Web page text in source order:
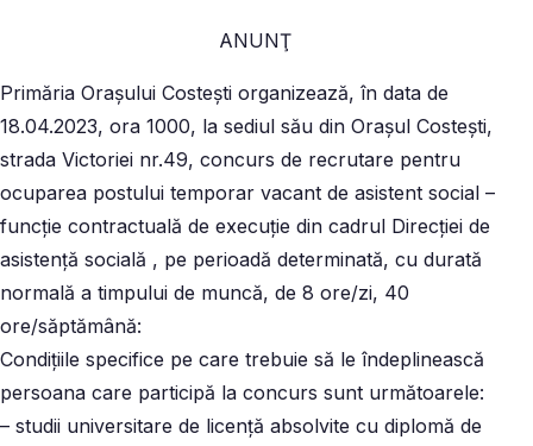
ANUNŢ
Primăria Orașului Costești organizează, în data de
18.04.2023, ora 1000, la sediul său din Orașul Costești,
strada Victoriei nr.49, concurs de recrutare pentru
ocuparea postului temporar vacant de asistent social –
funcție contractuală de execuție din cadrul Direcției de
asistență socială , pe perioadă determinată, cu durată
normală a timpului de muncă, de 8 ore/zi, 40
ore/săptămână:
Condiţiile specifice pe care trebuie să le îndeplinească
persoana care participă la concurs sunt următoarele:
– studii universitare de licență absolvite cu diplomă de